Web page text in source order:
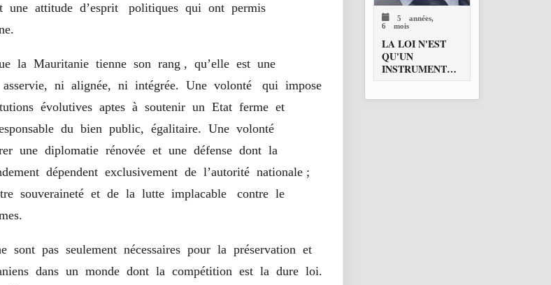
une attitude d’esprit politiques qui ont permis
la Mauritanie tienne son rang , qu’elle est une
ni alignée, ni intégrée. Une volonté qui impose
évolutives aptes à soutenir un Etat ferme et
du bien public, égalitaire. Une volonté
une diplomatie rénovée et une défense dont la
dépendent exclusivement de l’autorité nationale ;
souveraineté et de la lutte implacable contre le
sont pas seulement nécessaires pour la préservation et
dans un monde dont la compétition est la dure loi.
5 années,
6 mois
LA LOI N'EST
QU'UN
INSTRUMENT
DE